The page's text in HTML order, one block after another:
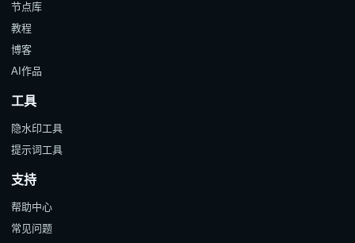
节点库
教程
博客
AI作品
工具
隐水印工具
提示词工具
支持
帮助中心
常见问题